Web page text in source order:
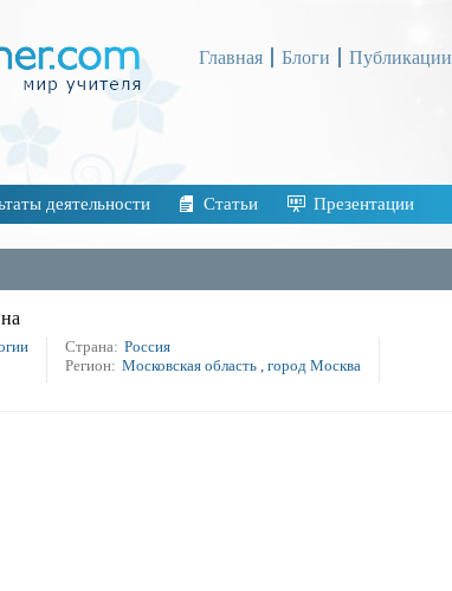
Главная Блоги Публикации
деятельности Статьи Презентации
Страна: Россия
Регион: Московская область , город Москва